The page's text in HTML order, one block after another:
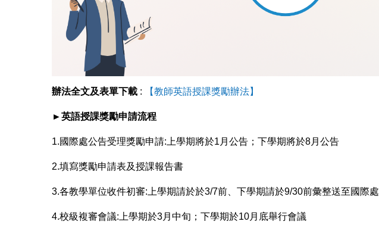
辦法全文及表單下載 : 【教師英語授課獎勵辦法】
►英語授課獎勵申請流程
1.國際處公告受理獎勵申請:上學期將於1月公告；下學期將於8月公告
2.填寫獎勵申請表及授課報告書
3.各教學單位收件初審:上學期請於於3/7前、下學期請於9/30前彙整送至國際處
4.校級複審會議:上學期於3月中旬；下學期於10月底舉行會議